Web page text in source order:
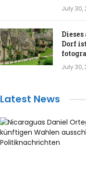
July 30,
Dorf
July 30,
Latest News